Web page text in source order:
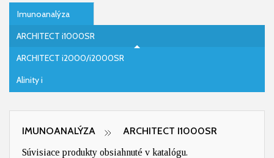
Imunoanalýza
ARCHITECT i1000SR
ARCHITECT i2000/i2000SR
Alinity i
IMUNOANALÝZA ARCHITECT I1000SR
Súvisiace produkty obsiahnuté v katalógu.